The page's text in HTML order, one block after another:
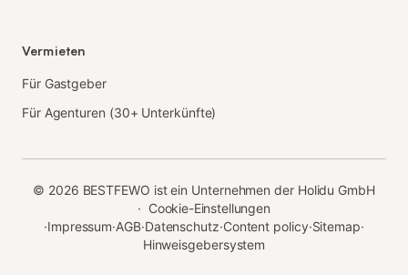
Vermieten
Für Gastgeber
Für Agenturen (30+ Unterkünfte)
© 2026 BESTFEWO ist ein Unternehmen der Holidu GmbH
· Cookie-Einstellungen
·Impressum·AGB·Datenschutz·Content policy·Sitemap·
Hinweisgebersystem